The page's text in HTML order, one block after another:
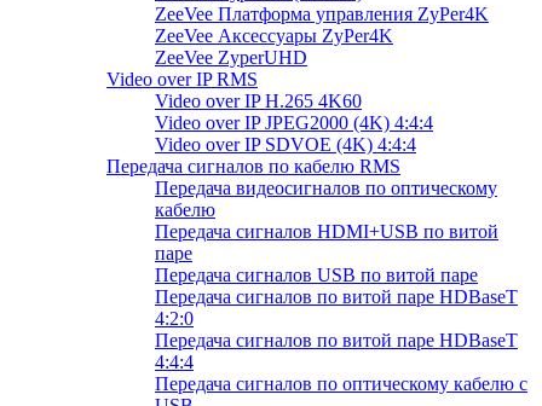
ZeeVee Платформа управления ZyPer4K
ZeeVee Аксессуары ZyPer4K
ZeeVee ZyperUHD
Video over IP RMS
Video over IP H.265 4K60
Video over IP JPEG2000 (4K) 4:4:4
Video over IP SDVOE (4K) 4:4:4
Передача сигналов по кабелю RMS
Передача видеосигналов по оптическому
кабелю
Передача сигналов HDMI+USB по витой
паре
Передача сигналов USB по витой паре
Передача сигналов по витой паре HDBaseT
4:2:0
Передача сигналов по витой паре HDBaseT
4:4:4
Передача сигналов по оптическому кабелю с